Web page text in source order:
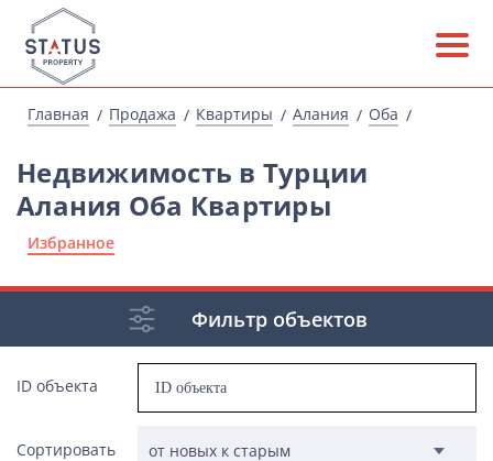
Главная Продажа Квартиры Алания Оба
Недвижимость в Турции
Алания Оба Квартиры
Избранное
Фильтр объектов
ID объекта
Сортировать